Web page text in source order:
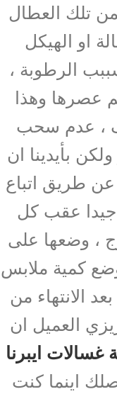
تلك العطال
او الهيكل
الرطوبة ،
عصرها وهذا
، عدم سحب
بأيدينا ان
طريق اتباع
جيدا عقب كل
، وضعها على
كمية ملابس
الانتهاء من
العميل ان
غسالات ايبرنا